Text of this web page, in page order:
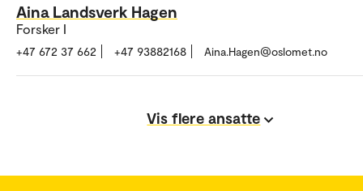
Aina Landsverk Hagen
Forsker I
+47 672 37 662 +47 93882168 Aina.Hagen@oslomet.no
Vis flere ansatte